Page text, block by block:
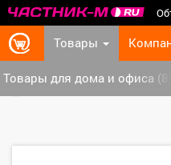
Товары
Товары для дома и офиса (8)
‹